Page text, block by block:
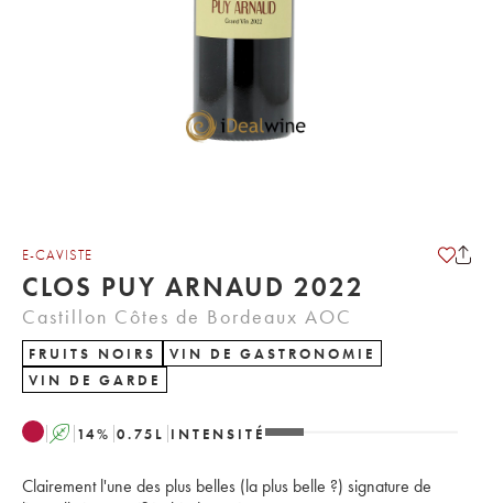
E-CAVISTE
CLOS PUY ARNAUD 2022
Castillon Côtes de Bordeaux AOC
FRUITS NOIRS
VIN DE GASTRONOMIE
VIN DE GARDE
A 14% 0.75 L INTENSITÉ
Clairement l'une des plus belles (la plus belle ?) signature de